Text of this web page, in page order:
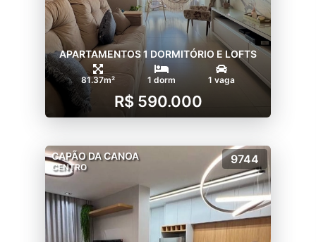
APARTAMENTOS 1 DORMITÓRIO E LOFTS
81.37m² 1 dorm 1 vaga
R$ 590.000
CAPÃO DA CANOA
CENTRO
9744